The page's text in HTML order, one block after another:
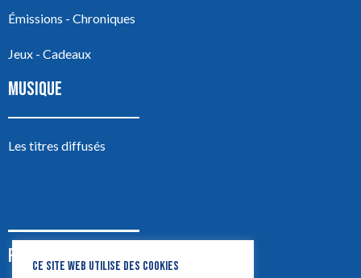
Émissions - Chroniques
Jeux - Cadeaux
MUSIQUE
Les titres diffusés
PODCASTS
CE SITE WEB UTILISE DES COOKIES